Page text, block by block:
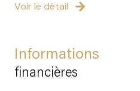
Voir le détail
Informations
financières